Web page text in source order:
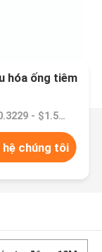
hóa ống tiêm
Giá bán：$0.3229 - $1.50/pieces
hệ chúng tôi